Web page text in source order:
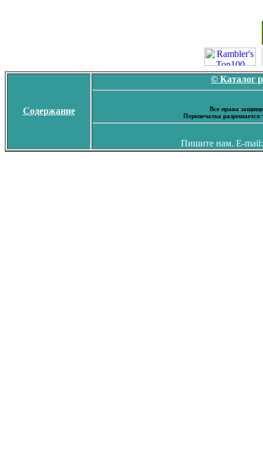
Содержание
© Каталог
Все права
Перепечатка
Пишите нам. E-